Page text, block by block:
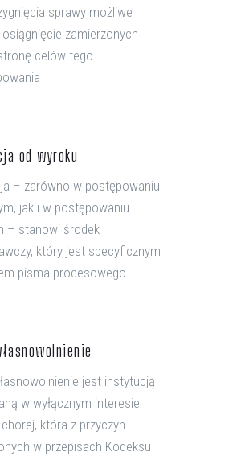
sprawy możliwe
osiągnięcie zamierzonych
celów tego
od wyroku
– zarówno w postępowaniu
jak i w postępowaniu
– stanowi środek
który jest specyficznym
pisma procesowego.
jest instytucją
w wyłącznym interesie
która z przyczyn
w przepisach Kodeksu